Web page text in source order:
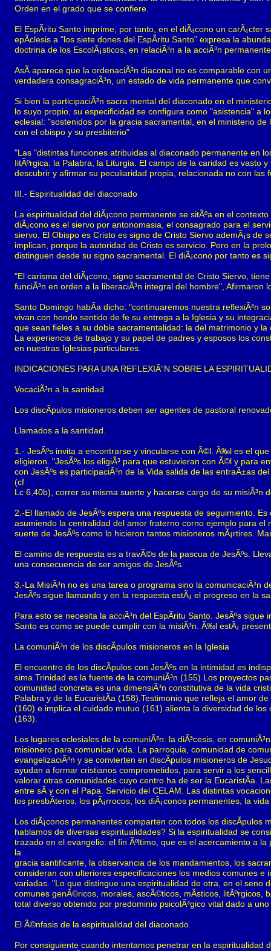
Orden en el grado que se confiere.
El EspÃ­ritu Santo imprime, por tanto, en el diÃ¡cono un
epÃ­clesis a "los siete dones del EspÃ­ritu Santo" expresa la
doctrina de los EscolÃ¡sticos, en relaciÃ³n a la acciÃ³n
AsÃ­ aparece que la ordenaciÃ³n diaconal no es comparable con
verdadera consagraciÃ³n, un estado de vida permanente que
Si bien la participaciÃ³n sacra mental del diaconado en el
lo suyo propio, su especificidad se configura como "asistencia" a
eclesial: "sostenidos por la gracia sacramental, en el ministerio
con el obispo y su presbiterio"
"Las "distintas funciones atribuidas al diaconado permanente en
IitÃºrgica: la Palabra, la Liturgia. El campo de la caridad es vasto
descubrir y afirmar su peculiaridad propia, relacionada no con
III.- Espiritualidad del diaconado
La espiritualidad del diÃ¡cono permanente se sitÃºa en el
diÃ¡cono es el siervo por antonomasia, el consagrado para el
siervo. El Obispo es Cristo es signo de Cristo Siervo ademÃ¡s
implican, porque la autoridad de Cristo es servicio. Pero en la
distinguen desde su signo sacramental. El diÃ¡cono por tanto es
"El carisma del diÃ¡cono, signo sacramental de Cristo Siervo,
funciÃ³n en orden a la liberaciÃ³n integral del hombre",
Santo Domingo habÃ­a dicho: "continuaremos nuestra reflexiÃ³n
vivan con hondo sentido de fe su entrega a la Iglesia y su
que sean fieles a su doble sacramentalidad: la del matrimonio y
La experiencia de trabajo y su papel de padres y esposos los
en nuestras Iglesias particulares.
INDICACIONES PARA UNA REFLEXIÃ“N SOBRE LA
VocaciÃ³n a la santidad
Los discÃ­pulos misioneros deben ser agentes de pastoral
Llamados a la santidad.
1.- JesÃºs invita a encontrarse y vincularse con Ã©l. Ã‰l es el
eligieron. "JesÃºs los eligiÃ³ para que estuvieran con Ã©l y para
con JesÃºs es participaciÃ³n de la Vida salida de las entraÃ±as
(cf
Lc 6,40b), correr su misma suerte y hacerse cargo de su misiÃ³n
2.-El llamado de JesÃºs espera una respuesta de seguimiento.
asumiendo la centralidad del amor fraterno corno ejemplo para
suerte de JesÃºs como lo hicieron tantos misioneros mÃ¡rtires.
El camino de respuesta es a travÃ©s de la pascua de JesÃºs.
una consecuencia de ser amigos de JesÃºs.
3.-La MisiÃ³n no es una tarea o programa sino la
JesÃºs sigue llamando y en la respuesta estÃ¡ el progreso en la
Para esto se necesita la acciÃ³n del EspÃ­ritu Santo. JesÃºs
Santo es como se puede cumplir con la misiÃ³n. Ã‰l estÃ¡
La comuniÃ³n de los discÃ­pulos misioneros en la Iglesia
El encuentro de los discÃ­pulos con JesÃºs en la intimidad es
sima Trinidad es la fuente de la comuniÃ³n (155) Los proyectos
comunidad concreta es una dimensiÃ³n constitutiva de la vida
Palabra y de la EucaristÃ­a (158).Testimonio que refleja el amor
(160) e implica el cuidado mutuo (161) alienta la diversidad de
(163).
Los lugares eclesiales de la comuniÃ³n: la diÃ³cesis, en
misionero para comunicar vida. La parroquia, comunidad de
evangelizaciÃ³n y se convierten en discÃ­pulos misioneros de
ayudan a formar cristianos comprometidos, para servir a los
valorar otras comunidades cuyo centro ha de ser la EucaristÃ­a.
entre sÃ­ y con el Papa. Servicio del CELAM. Las distintas
los presbÃ­teros, los pÃ¡rrocos, los diÃ¡conos permanentes, la
Los diÃ¡conos permanentes comparten con todos los
hablamos de diversas espiritualidades? Si la espiritualidad se
trazado en el evangelio: el fin Ãºltimo, que es el acercamiento a
la
gracia santificante, la observancia de los mandamientos, los
consideran con ulteriores especificaciones los medios comunes
variadas. "Lo que distingue una espiritualidad de otra, en el seno
comunes genÃ©ricos, morales, ascÃ©ticos, mÃ­sticos, litÃºrgicos,
total diverso obtenido por predominio psicolÃ³gico vital dado a
El Ã©nfasis de la espiritualidad del diaconado
Por consiguiente cuando intentamos penetrar en la